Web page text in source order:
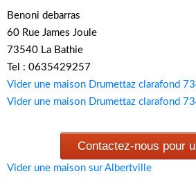
Benoni debarras
60 Rue James Joule
73540 La Bathie
Tel : 0635429257
Vider une maison Drumettaz clarafond
Vider une maison Drumettaz clarafond
Contactez-nous pour
Vider une maison sur Albertville